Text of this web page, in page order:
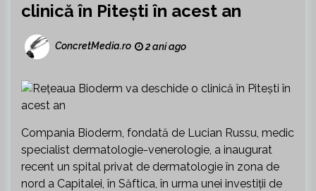
clinică în Pitești în acest an
ConcretMedia.ro 2 ani ago
Compania Bioderm, fondată de Lucian Russu, medic
specialist dermatologie-venerologie, a inaugurat
recent un spital privat de dermatologie în zona de
nord a Capitalei, în Săftica, în urma unei investiţii de